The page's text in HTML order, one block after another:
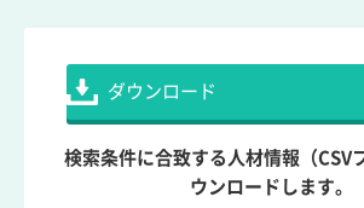
ダウンロード
検索条件に合致する人材情報（CSV
ウンロードします。